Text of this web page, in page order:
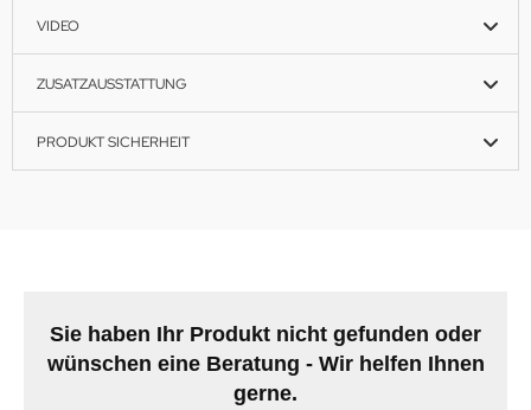
VIDEO
ZUSATZAUSSTATTUNG
PRODUKT SICHERHEIT
Sie haben Ihr Produkt nicht gefunden oder
wünschen eine Beratung - Wir helfen Ihnen
gerne.